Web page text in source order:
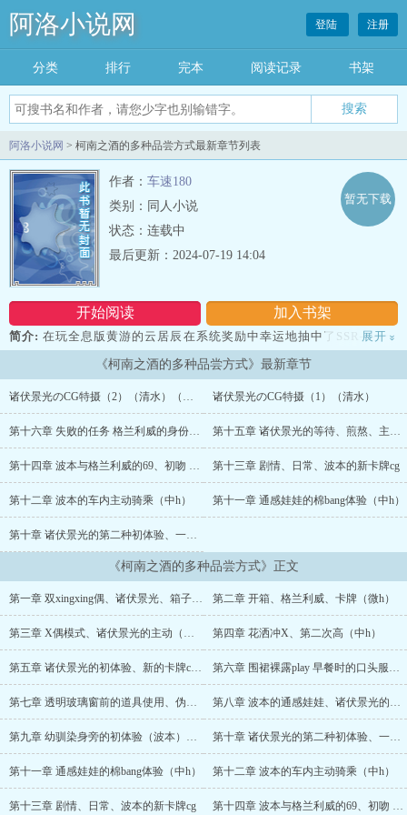
阿洛小说网 登陆 注册
分类 排行 完本 阅读记录 书架
阿洛小说网 > 柯南之酒的多种品尝方式最新章节列表
作者： 车速180
类别：同人小说
状态：连载中
开始阅读 加入书架
暂无下载
最后更新：2024-07-19 14:04
简介: 在玩全息版黄游的云居辰在系统奖励中幸运地抽中了SSR——一
个双xingxing偶！ 然而开箱后的云居辰发现xing偶怎么那么像刚刚被
处理掉的警官卧底苏格兰呢？！ 好吧，就算是又有什么关系呢？ 这只
是一款黄游罢了！ 然而很快云居辰就发现这只是个开始…… 阅前提
都会尝一口。 作者XP糟糕，请根据标题慎重选择，感谢～...
展开 »
《柯南之酒的多种品尝方式》最新章节
诸伏景光のCG特摄（2）（清水）（停更通知） 诸伏景光のCG特摄（1）（清水）
第十六章 失败的任务 格兰利威的身份（纯剧情） 第十五章 诸伏景光的等待、煎熬、主动、多次绝顶（高h）
第十四章 波本与格兰利威的69、初吻 一点剧情（高h） 第十三章 剧情、日常、波本的新卡牌cg
第十二章 波本的车内主动骑乘（中h） 第十一章 通感娃娃的棉bang体验（中h）
第十章 诸伏景光的第二种初体验、一点点幼驯染的盖饭（高h）
《柯南之酒的多种品尝方式》正文
第一章 双xingxing偶、诸伏景光、箱子里的独处 第二章 开箱、格兰利威、卡牌（微h）
第三章 X偶模式、诸伏景光的主动（中h） 第四章 花洒冲X、第二次高（中h）
第五章 诸伏景光的初体验、新的卡牌cg（高h） 第六章 围裙裸露play 早餐时的口头服务（中h）
第七章 透明玻璃窗前的道具使用、伪路人（高h） 第八章 波本的通感娃娃、诸伏景光的放置惩罚（有剧情、中h）
第九章 幼驯染身旁的初体验（波本）（高h） 第十章 诸伏景光的第二种初体验、一点点幼驯染的盖饭（高h）
第十一章 通感娃娃的棉bang体验（中h） 第十二章 波本的车内主动骑乘（中h）
第十三章 剧情、日常、波本的新卡牌cg 第十四章 波本与格兰利威的69、初吻 一点剧情（高h）